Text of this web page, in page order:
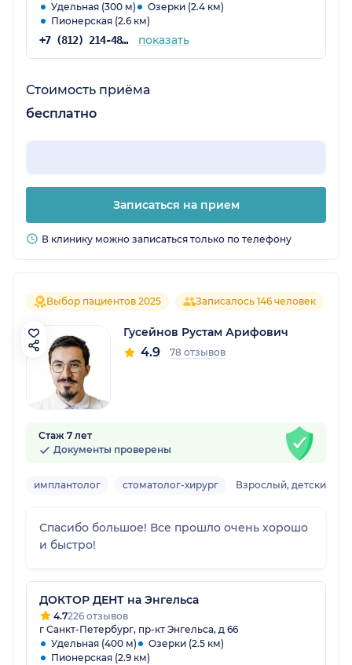
Удельная (300 м)
Озерки (2.4 км)
Пионерская (2.6 км)
+7 (812) 214-48-61 показать
Стоимость приёма
бесплатно
Записаться на прием
В клинику можно записаться только по телефону
Выбор пациентов 2025 Записалось 146 человек
Гусейнов Рустам Арифович
4.9 78 отзывов
Стаж 7 лет
Документы проверены
имплантолог стоматолог-хирург Взрослый, детский
Спасибо большое! Все прошло очень хорошо
и быстро!
ДОКТОР ДЕНТ на Энгельса
4.7226 отзывов
г Санкт-Петербург, пр-кт Энгельса, д 66
Удельная (400 м)
Озерки (2.5 км)
Пионерская (2.9 км)